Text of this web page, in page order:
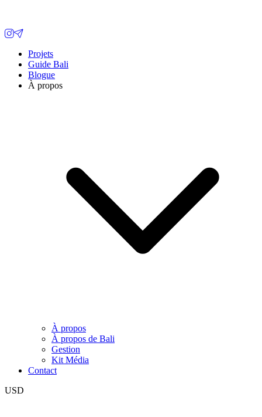
Projets
Guide Bali
Blogue
À propos
À propos
À propos de Bali
Gestion
Kit Média
Contact
USD